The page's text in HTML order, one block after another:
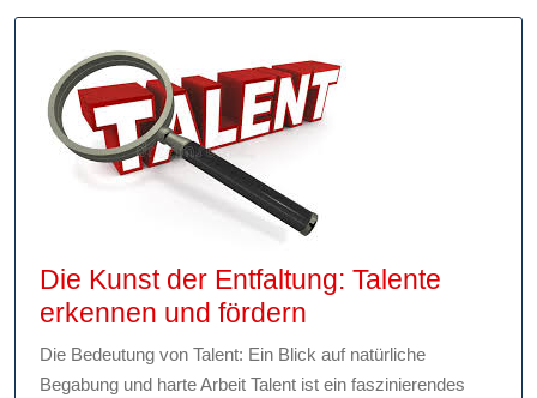
Die Kunst der Entfaltung: Talente
erkennen und fördern
Kunst
der
Die Bedeutung von Talent: Ein Blick auf natürliche
Begabung und harte Arbeit Talent ist ein faszinierendes